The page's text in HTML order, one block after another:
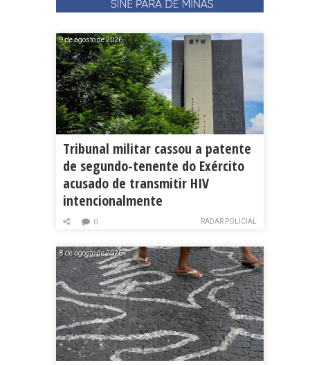
9 de agosto de 2026
Tribunal militar cassou a patente
de segundo-tenente do Exército
acusado de transmitir HIV
intencionalmente
RADAR POLICIAL
0
8 de agosto de 2026